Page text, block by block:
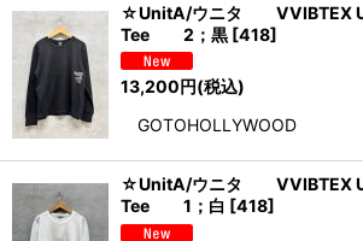
☆UnitA/ウニタ
Tee 2；黒 [418]
13,200円(税込)
GOTOHOLLYWOOD
☆UnitA/ウニタ
Tee 1；白 [418]